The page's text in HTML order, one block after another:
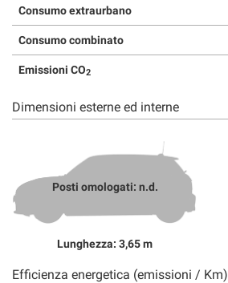
Consumo extraurbano
Consumo combinato
Emissioni CO2
Dimensioni esterne ed interne
Posti omologati: n.d.
Lunghezza: 3,65 m
Efficienza energetica (emissioni / Km)